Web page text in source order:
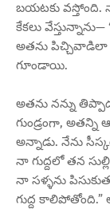
బయటకు వస్తోంది.
కేకలు
అతను పిచ్చివాడిలా
గూండాయి.
అతను నన్ను
గుండ్రంగా, అతన్ని
అన్నాడు. నేను
నా గుద్దలో తన
నా సళ్ళను
గుద్ద కాలిపోతోంది.”